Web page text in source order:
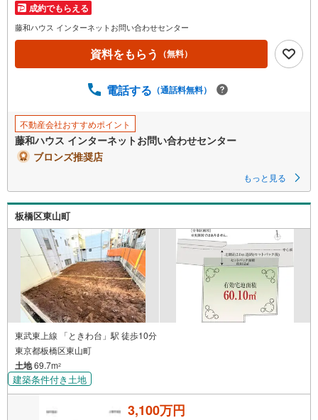
成約でもらえる
藤和ハウス インターネットお問い合わせセンター
資料をもらう （無料）
電話する （通話料無料）
不動産会社おすすめポイント
藤和ハウス インターネットお問い合わせセンター
ブロンズ推奨店
もっと見る
板橋区東山町
東武東上線 「ときわ台」駅 徒歩10分
東京都板橋区東山町
土地69.7m2
建築条件付き土地
3,100万円